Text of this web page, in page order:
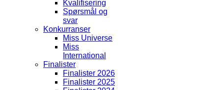
Kvalifisering
Spørsmål og
svar
Konkurranser
Miss Universe
Miss
International
Finalister
Finalister 2026
Finalister 2025